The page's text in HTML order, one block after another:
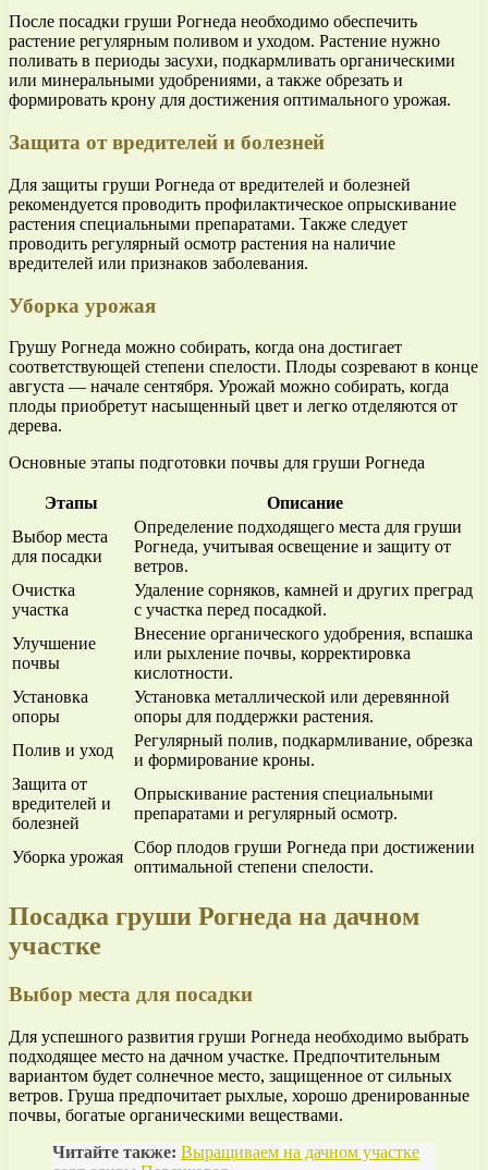
После посадки груши Рогнеда необходимо обеспечить
растение регулярным поливом и уходом. Растение нужно
поливать в периоды засухи, подкармливать органическими
или минеральными удобрениями, а также обрезать и
формировать крону для достижения оптимального урожая.
Защита от вредителей и болезней
Для защиты груши Рогнеда от вредителей и болезней
рекомендуется проводить профилактическое опрыскивание
растения специальными препаратами. Также следует
проводить регулярный осмотр растения на наличие
вредителей или признаков заболевания.
Уборка урожая
Грушу Рогнеда можно собирать, когда она достигает
соответствующей степени спелости. Плоды созревают в конце
августа — начале сентября. Урожай можно собирать, когда
плоды приобретут насыщенный цвет и легко отделяются от
дерева.
Основные этапы подготовки почвы для груши Рогнеда
Этапы
Описание
Выбор места
для посадки
Определение подходящего места для груши
Рогнеда, учитывая освещение и защиту от
ветров.
Очистка
участка
Удаление сорняков, камней и других преград
с участка перед посадкой.
Улучшение
почвы
Внесение органического удобрения, вспашка
или рыхление почвы, корректировка
кислотности.
Установка
опоры
Установка металлической или деревянной
опоры для поддержки растения.
Полив и уход
Регулярный полив, подкармливание, обрезка
и формирование кроны.
Защита от
вредителей и
болезней
Опрыскивание растения специальными
препаратами и регулярный осмотр.
Уборка урожая
Сбор плодов груши Рогнеда при достижении
оптимальной степени спелости.
Посадка груши Рогнеда на дачном
участке
Выбор места для посадки
Для успешного развития груши Рогнеда необходимо выбрать
подходящее место на дачном участке. Предпочтительным
вариантом будет солнечное место, защищенное от сильных
ветров. Груша предпочитает рыхлые, хорошо дренированные
почвы, богатые органическими веществами.
Читайте также: Выращиваем на дачном участке